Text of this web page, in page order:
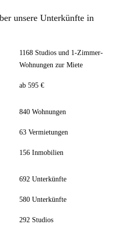
unsere Unterkünfte in
1168 Studios und 1-Zimmer-
Wohnungen zur Miete
ab 595 €
840 Wohnungen
63 Vermietungen
156 Inmobilien
692 Unterkünfte
580 Unterkünfte
292 Studios